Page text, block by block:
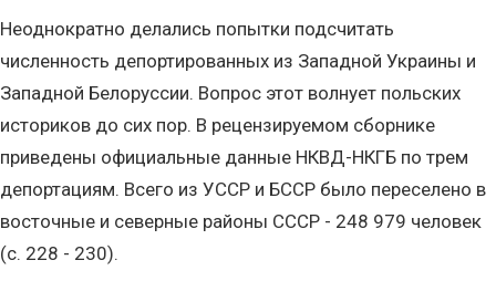
Неоднократно делались попытки подсчитать
численность депортированных из Западной Украины и
Западной Белоруссии. Вопрос этот волнует польских
историков до сих пор. В рецензируемом сборнике
приведены официальные данные НКВД-НКГБ по трем
депортациям. Всего из УССР и БССР было переселено в
восточные и северные районы СССР - 248 979 человек
(с. 228 - 230).